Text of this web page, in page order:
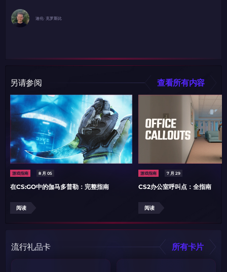
迪伦· 克罗斯比
另请参阅 查看所有内容
游戏指南 8 月 05
在CS:GO中的伽马多普勒：完整指南
阅读
游戏指南 7 月 29
CS2办公室呼叫点：全指南
阅读
流行礼品卡 所有卡片